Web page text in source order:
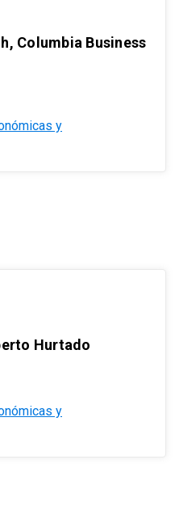
Columbia Business
y
Hurtado
y